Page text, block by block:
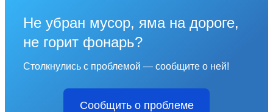
Не убран мусор, яма на дороге,
не горит фонарь?
Столкнулись с проблемой — сообщите о ней!
Сообщить о проблеме